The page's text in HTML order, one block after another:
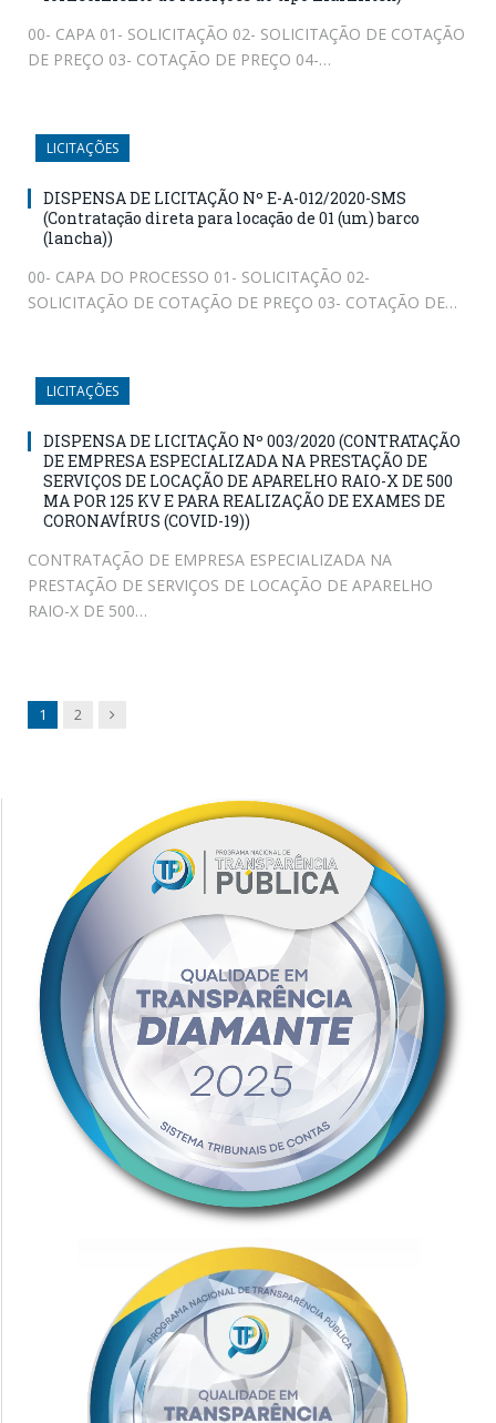
00- CAPA 01- SOLICITAÇÃO 02- SOLICITAÇÃO DE COTAÇÃO
DE PREÇO 03- COTAÇÃO DE PREÇO 04-…
LICITAÇÕES
DISPENSA DE LICITAÇÃO Nº E-A-012/2020-SMS
(Contratação direta para locação de 01 (um) barco
(lancha))
00- CAPA DO PROCESSO 01- SOLICITAÇÃO 02-
SOLICITAÇÃO DE COTAÇÃO DE PREÇO 03- COTAÇÃO DE…
LICITAÇÕES
DISPENSA DE LICITAÇÃO Nº 003/2020 (CONTRATAÇÃO
DE EMPRESA ESPECIALIZADA NA PRESTAÇÃO DE
SERVIÇOS DE LOCAÇÃO DE APARELHO RAIO-X DE 500
MA POR 125 KV E PARA REALIZAÇÃO DE EXAMES DE
CORONAVÍRUS (COVID-19))
CONTRATAÇÃO DE EMPRESA ESPECIALIZADA NA
PRESTAÇÃO DE SERVIÇOS DE LOCAÇÃO DE APARELHO
RAIO-X DE 500…
1 2 Next